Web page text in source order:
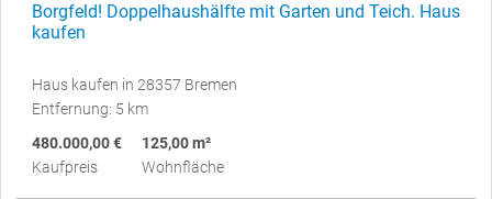
Borgfeld! Doppelhaushälfte mit Garten und Teich. Haus
kaufen
Haus kaufen in 28357 Bremen
Entfernung: 5 km
480.000,00 €
Kaufpreis
125,00 m²
Wohnfläche